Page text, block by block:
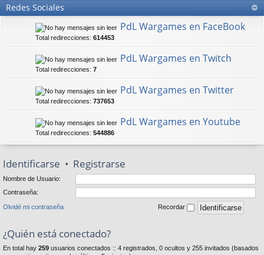
Redes Sociales
PdL Wargames en FaceBook
Total redirecciones: 614453
PdL Wargames en Twitch
Total redirecciones: 7
PdL Wargames en Twitter
Total redirecciones: 737653
PdL Wargames en Youtube
Total redirecciones: 544886
Identificarse • Registrarse
Nombre de Usuario:
Contraseña:
Olvidé mi contraseña Recordar
¿Quién está conectado?
En total hay 259 usuarios conectados :: 4 registrados, 0 ocultos y 255 invitados (basados